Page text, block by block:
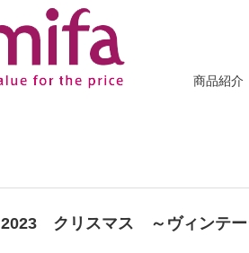
商品紹介
2023 クリスマス ～ヴィンテー